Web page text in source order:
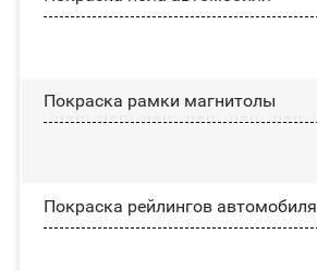
Покраска рамки магнитолы
Покраска рейлингов автомобиля